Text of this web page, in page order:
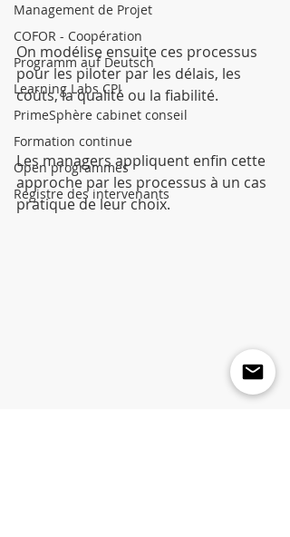
Management de Projet
COFOR - Coopération
Programm auf Deutsch
Learning Labs CPI
PrimeSphère cabinet conseil
Formation continue
Open programmes
Registre des intervenants
On modélise ensuite ces processus
pour les piloter par les délais, les
coûts, la qualité ou la fiabilité.
Les managers appliquent enfin cette
approche par les processus à un cas
pratique de leur choix.